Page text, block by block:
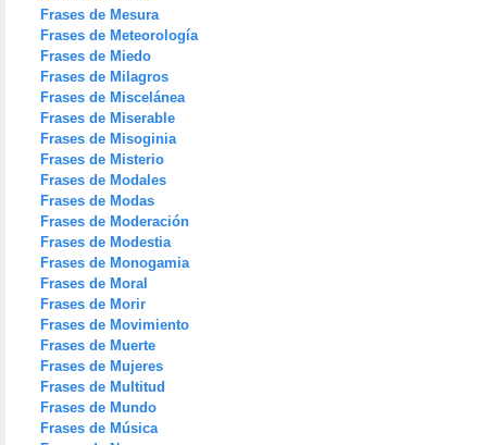
Frases de Mesura
Frases de Meteorología
Frases de Miedo
Frases de Milagros
Frases de Miscelánea
Frases de Miserable
Frases de Misoginia
Frases de Misterio
Frases de Modales
Frases de Modas
Frases de Moderación
Frases de Modestia
Frases de Monogamia
Frases de Moral
Frases de Morir
Frases de Movimiento
Frases de Muerte
Frases de Mujeres
Frases de Multitud
Frases de Mundo
Frases de Música